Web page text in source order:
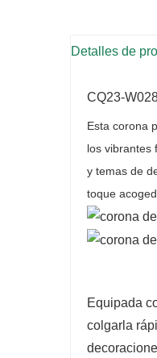
CQ23-
Esta corona
los vibrantes
y temas de
toque
Equipada
colgarla